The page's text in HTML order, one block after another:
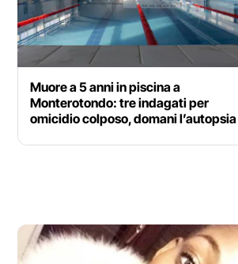
Muore a 5 anni in piscina a
Monterotondo: tre indagati per
omicidio colposo, domani l’autopsia